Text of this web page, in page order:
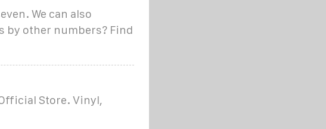
We can also
by other numbers? Find
Store. Vinyl,